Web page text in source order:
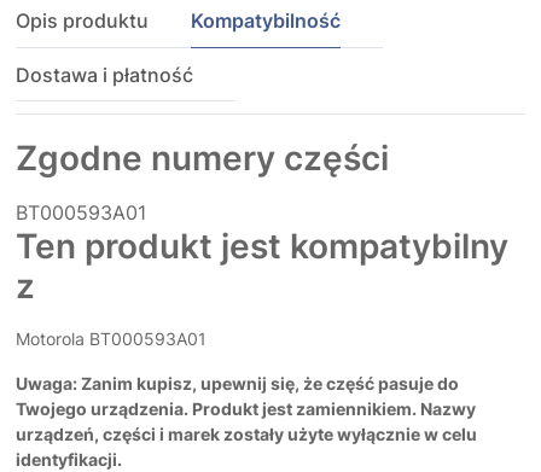
Opis produktu Kompatybilność
Dostawa i płatność
Zgodne numery części
BT000593A01
Ten produkt jest kompatybilny
z
Motorola BT000593A01
Uwaga: Zanim kupisz, upewnij się, że część pasuje do
Twojego urządzenia. Produkt jest zamiennikiem. Nazwy
urządzeń, części i marek zostały użyte wyłącznie w celu
identyfikacji.